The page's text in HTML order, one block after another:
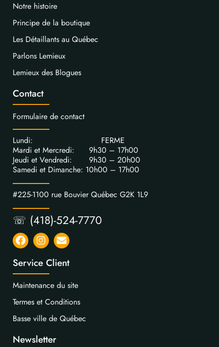
Notre histoire
Principe de la boutique
Les Détaillants au Québec
Parlons Lemieux
Lemieux des Blogues
Contact
Formulaire de contact
Lundi: FERME
Mardi et Mercredi: 9h30 – 17h00
Jeudi et Vendredi: 9h30 – 20h00
Samedi et Dimanche: 10h00 – 17h00
#225-1100 rue Bouvier Québec G2K 1L9
☏ (418)-524-7770
Service Client
Maintenance du site
Termes et Conditions
Basse ville de Québec
Newsletter